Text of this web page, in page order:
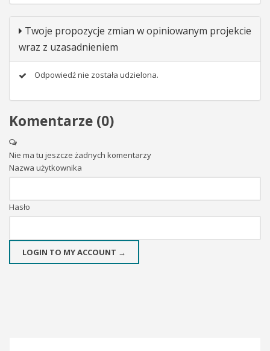
Twoje propozycje zmian w opiniowanym projekcie
wraz z uzasadnieniem
Odpowiedź nie została udzielona.
Komentarze (0)
Nie ma tu jeszcze żadnych komentarzy
Nazwa użytkownika
Hasło
LOGIN TO MY ACCOUNT →